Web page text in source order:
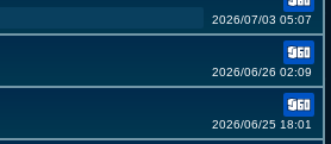
2026/07/03 05:07
2026/06/26 02:09
2026/06/25 18:01